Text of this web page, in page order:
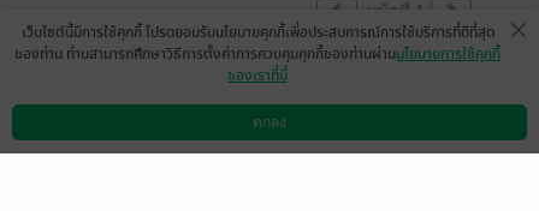
หน้าที่ 1
ดาวน์โหลดแอป วิธีการใช้งาน ติดต่อเรา
เว็บไซต์นี้มีการใช้คุกกี้ โปรดยอมรับนโยบายคุกกี้เพื่อประสบการณ์การใช้บริการที่ดีที่สุด
ของท่าน ท่านสามารถศึกษาวิธีการตั้งค่าการควบคุมคุกกี้ของท่านผ่านนโยบายการใช้คุกกี้
ของเราที่นี่
ตกลง